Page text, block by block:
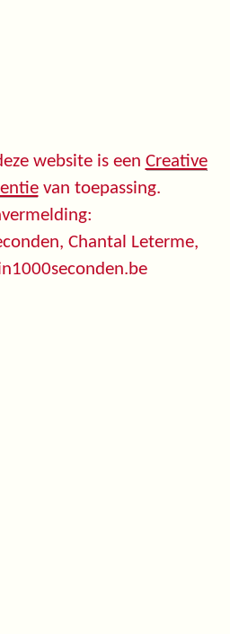
website is een Creative
van toepassing.
Chantal Leterme,